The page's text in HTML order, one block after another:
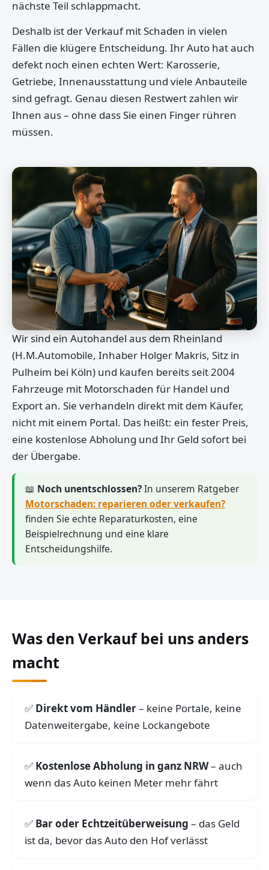
nächste Teil schlappmacht.
Deshalb ist der Verkauf mit Schaden in vielen
Fällen die klügere Entscheidung. Ihr Auto hat auch
defekt noch einen echten Wert: Karosserie,
Getriebe, Innenausstattung und viele Anbauteile
sind gefragt. Genau diesen Restwert zahlen wir
Ihnen aus – ohne dass Sie einen Finger rühren
müssen.
Wir sind ein Autohandel aus dem Rheinland
(H.M.Automobile, Inhaber Holger Makris, Sitz in
Pulheim bei Köln) und kaufen bereits seit 2004
Fahrzeuge mit Motorschaden für Handel und
Export an. Sie verhandeln direkt mit dem Käufer,
nicht mit einem Portal. Das heißt: ein fester Preis,
eine kostenlose Abholung und Ihr Geld sofort bei
der Übergabe.
📖 Noch unentschlossen?In unserem Ratgeber
Motorschaden: reparieren oder verkaufen?
finden Sie echte Reparaturkosten, eine
Beispielrechnung und eine klare
Entscheidungshilfe.
Was den Verkauf bei uns anders
macht
Direkt vom Händler– keine Portale, keine
Datenweitergabe, keine Lockangebote
Kostenlose Abholung in ganz NRW– auch
wenn das Auto keinen Meter mehr fährt
Bar oder Echtzeitüberweisung – das Geld
ist da, bevor das Auto den Hof verlässt